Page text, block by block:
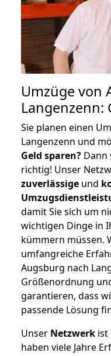
Umzüge von
Langenzenn:
Sie planen einen
Langenzenn und
Geld sparen? Dann
richtig! Unser
zuverlässige und
damit Sie sich um
wichtigen Dinge in
kümmern müssen.
umfangreiche
Augsburg nach
Größenordnung
garantieren, dass
passende Lösung
Unser Netzwerk ist
haben viele Jahre